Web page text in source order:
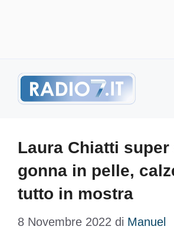
Laura Chiatti super
gonna in pelle,
tutto in mostra
8 Novembre 2022 di Manuel